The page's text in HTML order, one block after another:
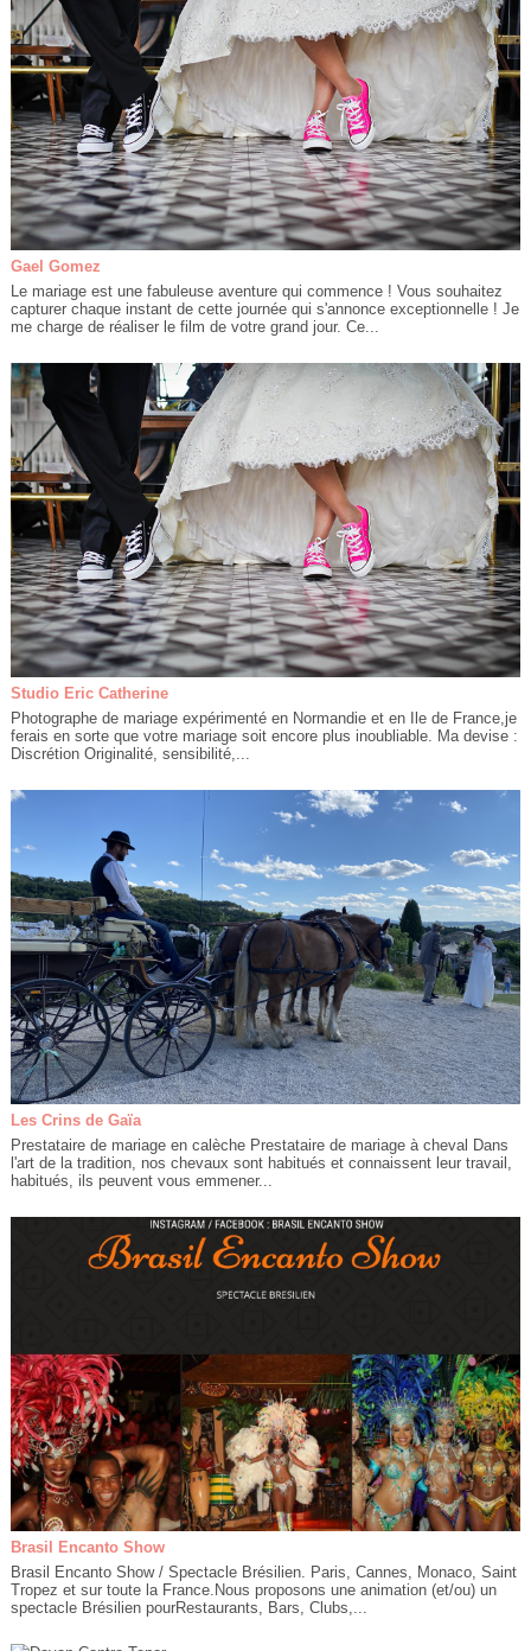
Gael Gomez
Le mariage est une fabuleuse aventure qui commence ! Vous souhaitez
capturer chaque instant de cette journée qui s'annonce exceptionnelle ! Je
me charge de réaliser le film de votre grand jour. Ce...
Studio Eric Catherine
Photographe de mariage expérimenté en Normandie et en Ile de France,je
ferais en sorte que votre mariage soit encore plus inoubliable. Ma devise :
Discrétion Originalité, sensibilité,...
Les Crins de Gaïa
Prestataire de mariage en calèche Prestataire de mariage à cheval Dans
l'art de la tradition, nos chevaux sont habitués et connaissent leur travail,
habitués, ils peuvent vous emmener...
Brasil Encanto Show
Brasil Encanto Show / Spectacle Brésilien. Paris, Cannes, Monaco, Saint
Tropez et sur toute la France.Nous proposons une animation (et/ou) un
spectacle Brésilien pourRestaurants, Bars, Clubs,...